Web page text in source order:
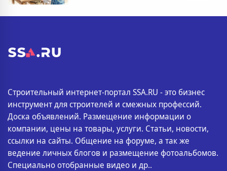
Строительный интернет-портал SSA.RU - это бизнес
инструмент для строителей и смежных профессий.
Доска объявлений. Размещение информации о
компании, цены на товары, услуги. Статьи, новости,
ссылки на сайты. Общение на форуме, а так же
ведение личных блогов и размещение фотоальбомов.
Специально отобранные видео и др..